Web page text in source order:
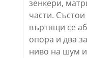
зенкери,
части.
въртящи се
опора и два
ниво на шум и